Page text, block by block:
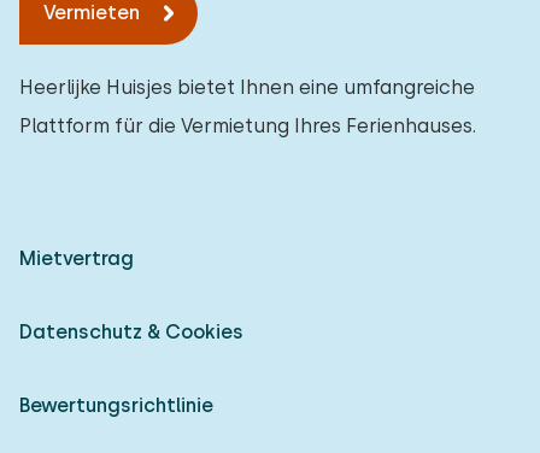
Vermieten
Heerlijke Huisjes bietet Ihnen eine umfangreiche
Plattform für die Vermietung Ihres Ferienhauses.
Mietvertrag
Datenschutz & Cookies
Bewertungsrichtlinie